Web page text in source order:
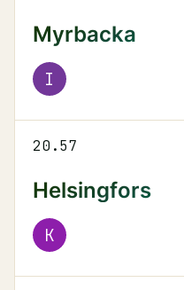
Myrbacka
I
20.57
Helsingfors
K